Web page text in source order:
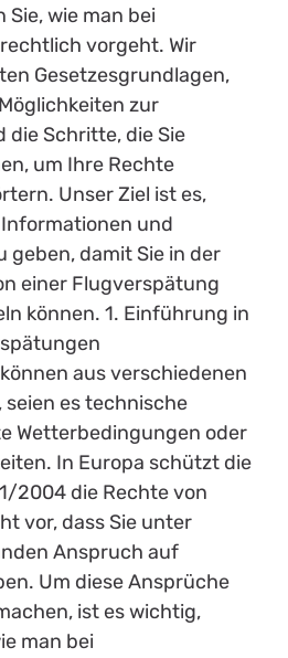
wie man bei
vorgeht. Wir
Gesetzesgrundlagen,
zur
Schritte, die Sie
um Ihre Rechte
Unser Ziel ist es,
und
geben, damit Sie in der
einer Flugverspätung
können. 1. Einführung in
aus verschiedenen
es technische
Wetterbedingungen oder
In Europa schützt die
2004 die Rechte von
vor, dass Sie unter
Anspruch auf
Um diese Ansprüche
ist es wichtig,
man bei